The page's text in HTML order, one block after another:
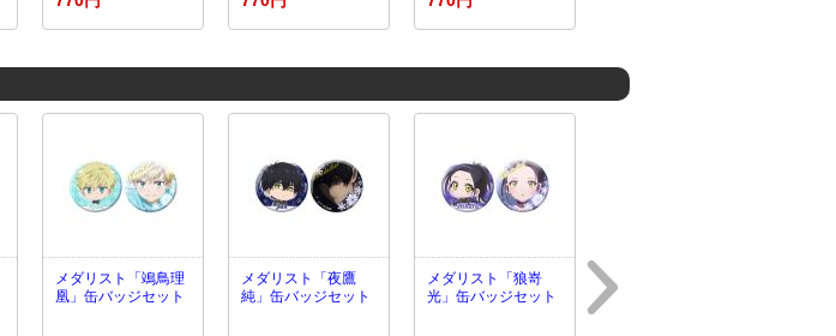
メダリスト「鴗鳥理
凰」缶バッジセット
メダリスト「夜鷹
純」缶バッジセット
メダリスト「狼嵜
光」缶バッジセット